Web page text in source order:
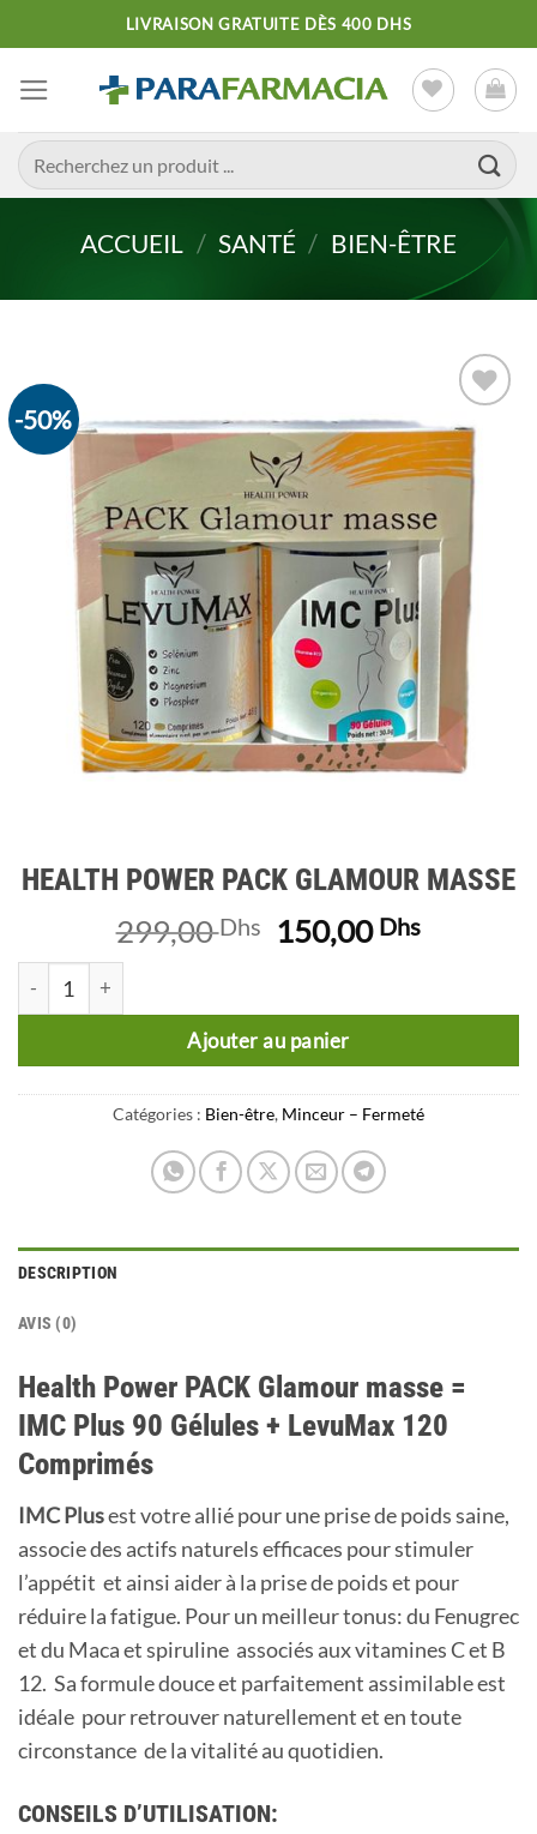
au
contenu
LIVRAISON GRATUITE DÈS 400 DHS
Recherche
pour :
ACCUEIL / SANTÉ / BIEN-ÊTRE
-50%
Ajouter
à la liste
HEALTH POWER PACK GLAMOUR MASSE
299,00Dhs
Le
était :
299,00 Dhs.
150,00 DhsLe
est :
quantité de HEALTH POWER PACK GLAMOUR MASSE
Ajouter au panier
Catégories : Bien-être, Minceur – Fermeté
DESCRIPTION
AVIS (0)
Health Power PACK Glamour masse =
IMC Plus 90 Gélules + LevuMax 120
Comprimés
IMC Plusest votre allié pour une prise de poids saine,
associe des actifs naturels efficaces pour stimuler
l’appétit et ainsi aider à la prise de poids et pour
réduire la fatigue. Pour un meilleur tonus: du Fenugrec
et du Maca et spiruline associés aux vitamines C et B
12. Sa formule douce et parfaitement assimilable est
idéale pour retrouver naturellement et en toute
circonstance de la vitalité au quotidien.
CONSEILS D’UTILISATION: